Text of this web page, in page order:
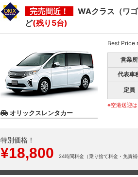
完売間近！
WAクラス（ワ
ど(残り5台)
オリックスレンタカー
Best Price
営業所
代表車
定員
※空港送迎は
特別価格！
¥18,800 24時間料金（乗り捨て料金・免責補